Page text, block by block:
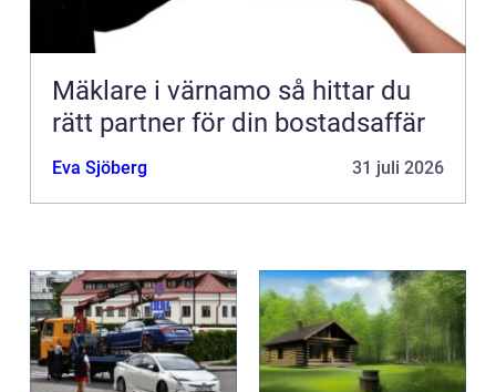
Mäklare i värnamo så hittar du
rätt partner för din bostadsaffär
Eva Sjöberg 31 juli 2026